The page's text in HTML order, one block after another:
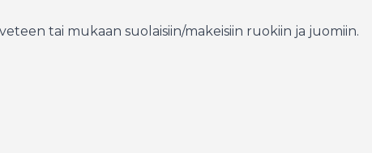
tai mukaan suolaisiin/makeisiin ruokiin ja juomiin.